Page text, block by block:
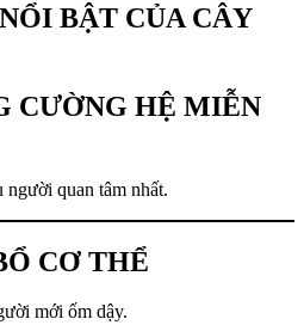
BẬT CỦA CÂY
CƯỜNG HỆ MIỄN
quan tâm nhất.
CƠ THỂ
mới ốm dậy.